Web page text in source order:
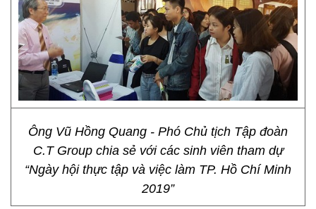
Ông Vũ Hồng Quang - Phó Chủ tịch Tập đoàn
C.T Group chia sẻ với các sinh viên tham dự
“Ngày hội thực tập và việc làm TP. Hồ Chí Minh
2019”